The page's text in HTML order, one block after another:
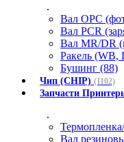
.
Вал OPC
Вал PCR
Вал MR/DR
Ракель (WB,
Бушинг (88)
Чип (CHIP) (1102)
Запчасти
.
Вал